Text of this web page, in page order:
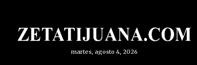
martes, agosto 4, 2026